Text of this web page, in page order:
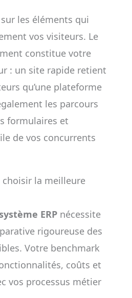
les éléments qui
vos visiteurs. Le
constitue votre
: un site rapide retient
qu’une plateforme
les parcours
formulaires et
de vos concurrents
choisir la meilleure
ERPnécessite
rigoureuse des
Votre benchmark
coûts et
vos processus métier